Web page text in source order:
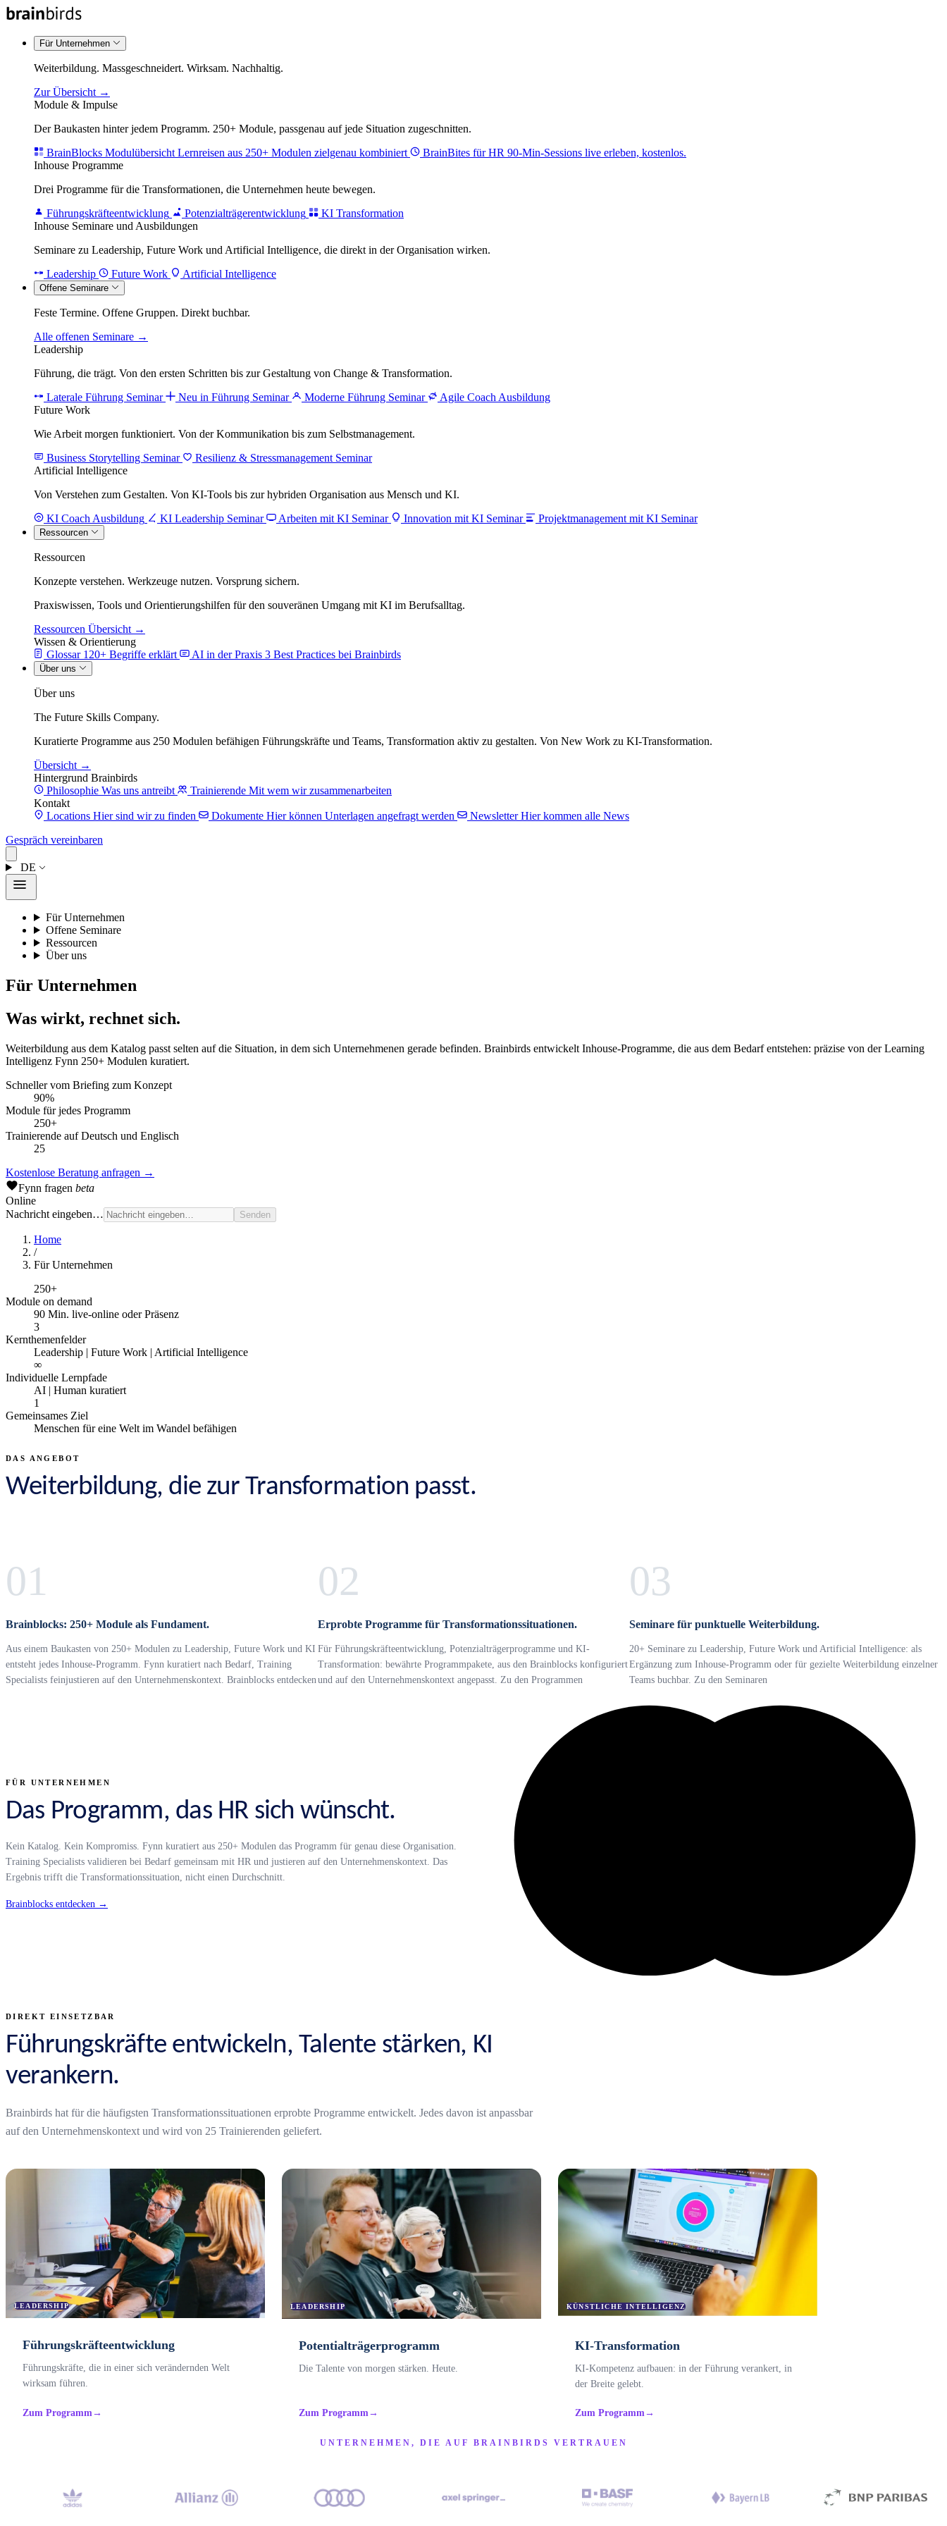
Für Unternehmen
Weiterbildung. Massgeschneidert. Wirksam. Nachhaltig.
Zur Übersicht →
Module & Impulse
Der Baukasten hinter jedem Programm. 250+ Module, passgenau auf jede Situation zugeschnitten.
BrainBlocks Modulübersicht Lernreisen aus 250+ Modulen zielgenau kombiniert BrainBites für HR 90-Min-Sessions live erleben, kostenlos.
Inhouse Programme
Drei Programme für die Transformationen, die Unternehmen heute bewegen.
Führungskräfteentwicklung
Potenzialträgerentwicklung
KI Transformation
Inhouse Seminare und Ausbildungen
Seminare zu Leadership, Future Work und Artificial Intelligence, die direkt in der Organisation wirken.
Leadership
Future Work Artificial Intelligence
Offene Seminare
Feste Termine. Offene Gruppen. Direkt buchbar.
Alle offenen Seminare →
Leadership
Führung, die trägt. Von den ersten Schritten bis zur Gestaltung von Change & Transformation.
Laterale Führung Seminar
Neu in Führung Seminar Moderne Führung Seminar
Agile Coach Ausbildung
Future Work
Wie Arbeit morgen funktioniert. Von der Kommunikation bis zum Selbstmanagement.
Business Storytelling Seminar
Resilienz & Stressmanagement Seminar
Artificial Intelligence
Von Verstehen zum Gestalten. Von KI-Tools bis zur hybriden Organisation aus Mensch und KI.
KI Coach Ausbildung
KI Leadership Seminar Arbeiten mit KI Seminar Innovation mit KI Seminar Projektmanagement mit KI Seminar
Ressourcen
Ressourcen
Konzepte verstehen. Werkzeuge nutzen. Vorsprung sichern.
Praxiswissen, Tools und Orientierungshilfen für den souveränen Umgang mit KI im Berufsalltag.
Ressourcen Übersicht →
Wissen & Orientierung
Glossar 120+ Begriffe erklärt AI in der Praxis 3 Best Practices bei Brainbirds
Über uns
Über uns
The Future Skills Company.
Kuratierte Programme aus 250 Modulen befähigen Führungskräfte und Teams, Transformation aktiv zu gestalten. Von New Work zu KI-Transformation.
Übersicht →
Hintergrund Brainbirds
Philosophie Was uns antreibt Trainierende Mit wem wir zusammenarbeiten
Kontakt
Locations Hier sind wir zu finden Dokumente Hier können Unterlagen angefragt werden Newsletter Hier kommen alle News
Gespräch vereinbaren
DE
Für Unternehmen
Offene Seminare
Ressourcen
Über uns
Für Unternehmen
Was wirkt, rechnet sich.
Weiterbildung aus dem Katalog passt selten auf die Situation, in dem sich Unternehmenen gerade befinden. Brainbirds entwickelt Inhouse-Programme, die aus dem Bedarf entstehen: präzise von der Learning
Intelligenz Fynn 250+ Modulen kuratiert.
Schneller vom Briefing zum Konzept
90%
Module für jedes Programm
250+
Trainierende auf Deutsch und Englisch
25
Kostenlose Beratung anfragen →
Fynn fragen beta
Online
Nachricht eingeben…
Senden
Home
/
Für Unternehmen
250+
Module on demand
90 Min. live-online oder Präsenz
3
Kernthemenfelder
Leadership | Future Work | Artificial Intelligence
∞
Individuelle Lernpfade
AI | Human kuratiert
1
Gemeinsames Ziel
Menschen für eine Welt im Wandel befähigen
DAS ANGEBOT
Weiterbildung, die zur Transformation passt.
01
Brainblocks: 250+ Module als Fundament.
Aus einem Baukasten von 250+ Modulen zu Leadership, Future Work und KI
entsteht jedes Inhouse-Programm. Fynn kuratiert nach Bedarf, Training
Specialists feinjustieren auf den Unternehmenskontext. Brainblocks entdecken
02
Erprobte Programme für Transformationssituationen.
Für Führungskräfteentwicklung, Potenzialträgerprogramme und KI-
Transformation: bewährte Programmpakete, aus den Brainblocks konfiguriert
und auf den Unternehmenskontext angepasst. Zu den Programmen
03
Seminare für punktuelle Weiterbildung.
20+ Seminare zu Leadership, Future Work und Artificial Intelligence: als
Ergänzung zum Inhouse-Programm oder für gezielte Weiterbildung einzelner
Teams buchbar. Zu den Seminaren
FÜR UNTERNEHMEN
Das Programm, das HR sich wünscht.
Kein Katalog. Kein Kompromiss. Fynn kuratiert aus 250+ Modulen das Programm für genau diese Organisation.
Training Specialists validieren bei Bedarf gemeinsam mit HR und justieren auf den Unternehmenskontext. Das
Ergebnis trifft die Transformationssituation, nicht einen Durchschnitt.
Brainblocks entdecken →
DIREKT EINSETZBAR
Führungskräfte entwickeln, Talente stärken, KI
verankern.
Brainbirds hat für die häufigsten Transformationssituationen erprobte Programme entwickelt. Jedes davon ist anpassbar
auf den Unternehmenskontext und wird von 25 Trainierenden geliefert.
LEADERSHIP
Führungskräfteentwicklung
Führungskräfte, die in einer sich verändernden Welt
wirksam führen.
Zum Programm →
LEADERSHIP
Potentialträgerprogramm
Die Talente von morgen stärken. Heute.
Zum Programm →
KÜNSTLICHE INTELLIGENZ
KI-Transformation
KI-Kompetenz aufbauen: in der Führung verankert, in
der Breite gelebt.
Zum Programm →
UNTERNEHMEN, DIE AUF BRAINBIRDS VERTRAUEN